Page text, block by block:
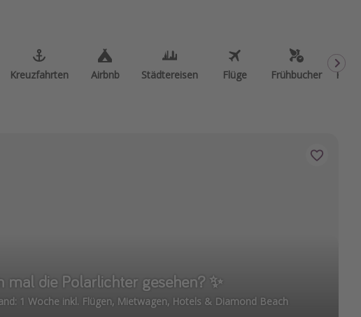
Kreuzfahrten Airbnb Städtereisen Flüge Frühbucher
mal die Polarlichter gesehen? ✨
1 Woche inkl. Flügen, Mietwagen, Hotels & Diamond Beach